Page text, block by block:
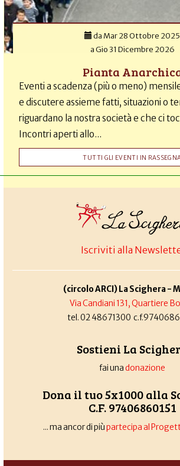
da Mar 28 Ottobre 2025
aGio 31 Dicembre 2026
Pianta
Eventi a scadenza (più o meno)
e discutere assieme fatti, situazioni o
riguardano la nostra società e che ci
Incontri aperti allo...
TUTTI GLI EVENTI IN
Iscriviti alla
(circolo ARCI) La Scighera -
Via Candiani 131, Quartiere
tel. 02 48671300
Sostieni La
fai unadonazione
Dona il tuo 5x1000 alla
C.F. 97406860151
... ma ancor di piùpartecipa al